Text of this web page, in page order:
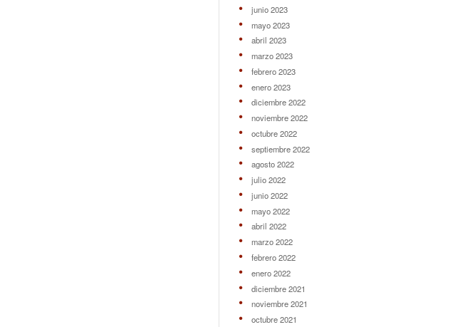
junio 2023
mayo 2023
abril 2023
marzo 2023
febrero 2023
enero 2023
diciembre 2022
noviembre 2022
octubre 2022
septiembre 2022
agosto 2022
julio 2022
junio 2022
mayo 2022
abril 2022
marzo 2022
febrero 2022
enero 2022
diciembre 2021
noviembre 2021
octubre 2021